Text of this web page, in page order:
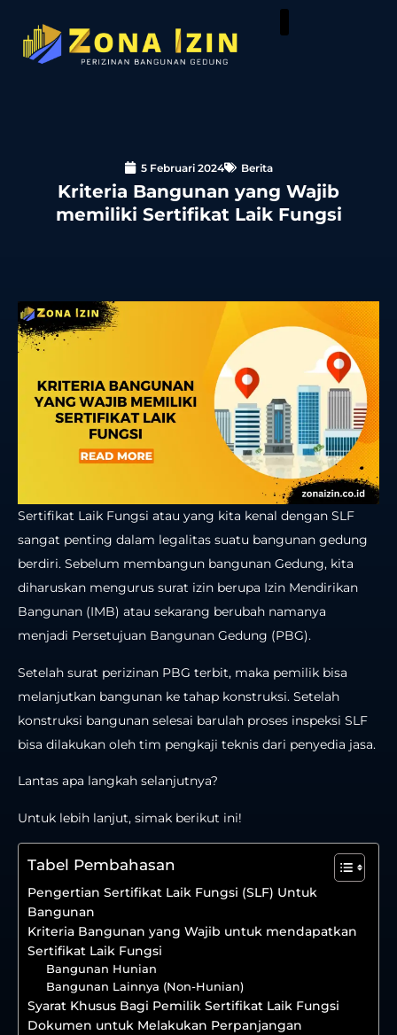
5 Februari 2024 Berita
Kriteria Bangunan yang Wajib
memiliki Sertifikat Laik Fungsi
Sertifikat Laik Fungsi atau yang kita kenal dengan SLF
sangat penting dalam legalitas suatu bangunan gedung
berdiri. Sebelum membangun bangunan Gedung, kita
diharuskan mengurus surat izin berupa Izin Mendirikan
Bangunan (IMB) atau sekarang berubah namanya
menjadi Persetujuan Bangunan Gedung (PBG).
Setelah surat perizinan PBG terbit, maka pemilik bisa
melanjutkan bangunan ke tahap konstruksi. Setelah
konstruksi bangunan selesai barulah proses inspeksi SLF
bisa dilakukan oleh tim pengkaji teknis dari penyedia jasa.
Lantas apa langkah selanjutnya?
Untuk lebih lanjut, simak berikut ini!
Tabel Pembahasan
Pengertian Sertifikat Laik Fungsi (SLF) Untuk
Bangunan
Kriteria Bangunan yang Wajib untuk mendapatkan
Sertifikat Laik Fungsi
Bangunan Hunian
Bangunan Lainnya (Non-Hunian)
Syarat Khusus Bagi Pemilik Sertifikat Laik Fungsi
Dokumen untuk Melakukan Perpanjangan